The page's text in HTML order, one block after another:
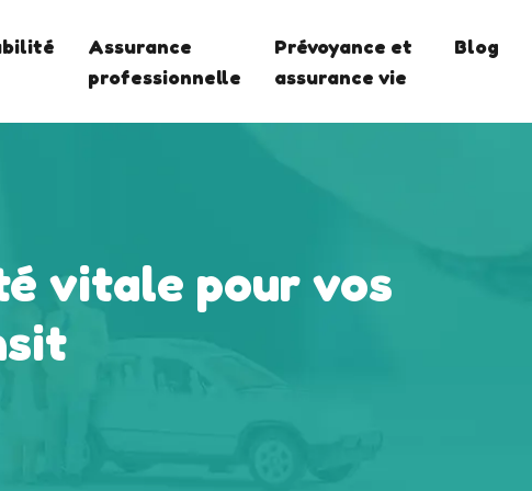
Assurance
professionnelle
Prévoyance et
assurance vie
Blog
vitale pour vos